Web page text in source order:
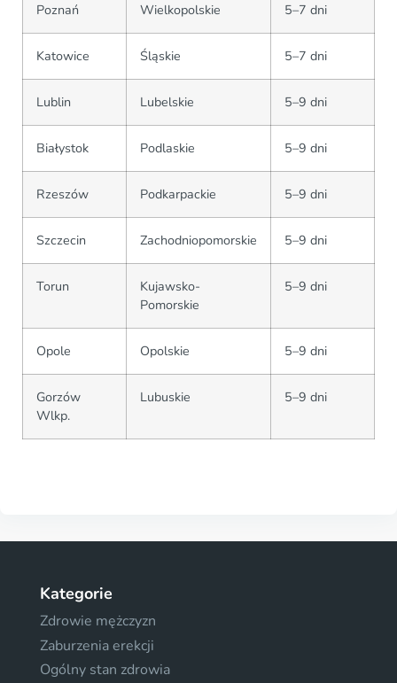
Poznań Wielkopolskie 5–7 dni
Katowice Śląskie 5–7 dni
Lublin Lubelskie 5–9 dni
Białystok Podlaskie 5–9 dni
Rzeszów Podkarpackie 5–9 dni
Szczecin Zachodniopomorskie 5–9 dni
Torun
Kujawsko-
Pomorskie
5–9 dni
Opole Opolskie 5–9 dni
Gorzów
Wlkp.
Lubuskie 5–9 dni
Kategorie
Zdrowie mężczyzn
Zaburzenia erekcji
Ogólny stan zdrowia